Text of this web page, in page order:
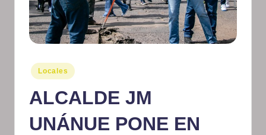
o
r
m
at
iv
o
Publicado
en
Locales
ALCALDE JM
UNÁNUE PONE EN